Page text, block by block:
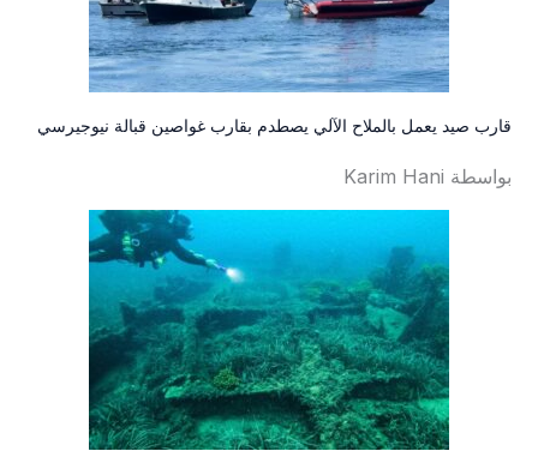
قارب صيد يعمل بالملاح الآلي يصطدم بقارب غواصين قبالة نيوجيرسي
بواسطة Karim Hani